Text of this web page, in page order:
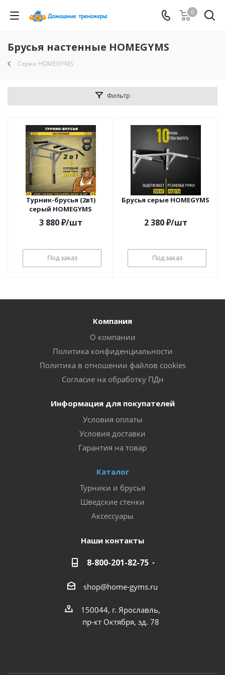
0
Брусья настенные HOMEGYMS
Серии HOMEGYMS
Фильтр
Турник-брусья (2в1)
серый HOMEGYMS
3 880₽/шт
Под заказ
Брусья серые HOMEGYMS
2 380₽/шт
Под заказ
Компания
О компании
Политика конфиденциальности
Политика в отношении файлов cookies
Согласие на обработку ПДн
Информация для покупателей
Условия оплаты
Условия доставки
Гарантия на товар
Каталог
Турники и брусья
Шведские стенки
Аксессуары
Наши контакты
8-800-201-82-75
shop@home-gyms.ru
150044, г. Ярославль,
пр-кт Октября, зд. 78